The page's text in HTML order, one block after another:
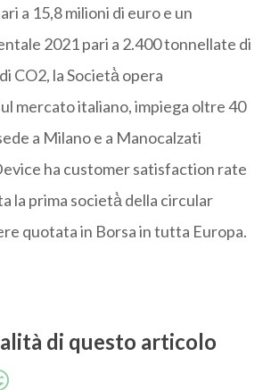
a 15,8 milioni di euro e un
2021 pari a 2.400 tonnellate di
CO2, la Società̀ opera
mercato italiano, impiega oltre 40
a Milano e a Manocalzati
ha customer satisfaction rate
la prima società̀ della circular
quotata in Borsa in tutta Europa.
di questo articolo